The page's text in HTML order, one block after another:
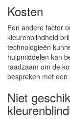
Kosten
Een andere factor
kleurenblindheid
technologieën
hulpmiddelen kan
raadzaam om de
bespreken met
Niet